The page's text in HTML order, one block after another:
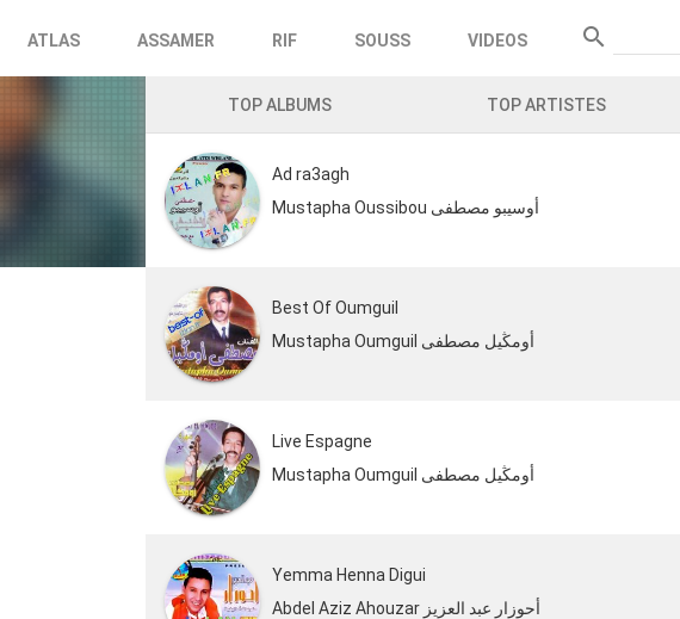
search
ATLAS ASSAMER RIF SOUSS VIDEOS
TOP ALBUMS TOP ARTISTES
Ad ra3agh
Mustapha Oussibou أوسيبو مصطفى
Best Of Oumguil
Mustapha Oumguil أومڭيل مصطفى
Live Espagne
Mustapha Oumguil أومڭيل مصطفى
Yemma Henna Digui
Abdel Aziz Ahouzar أحوزار عبد العزيز